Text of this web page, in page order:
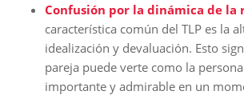
Confusión por la dinámica de la
característica común del TLP es la
idealización y devaluación. Esto
pareja puede verte como la
importante y admirable en un